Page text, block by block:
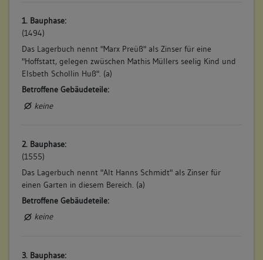
1. Bauphase:
(1494)
Das Lagerbuch nennt "Marx Preüß" als Zinser für eine
"Hoffstatt, gelegen zwüschen Mathis Müllers seelig Kind und
Elsbeth Schollin Huß". (a)
Betroffene Gebäudeteile:
keine
2. Bauphase:
(1555)
Das Lagerbuch nennt "Alt Hanns Schmidt" als Zinser für
einen Garten in diesem Bereich. (a)
Betroffene Gebäudeteile:
keine
3. Bauphase: